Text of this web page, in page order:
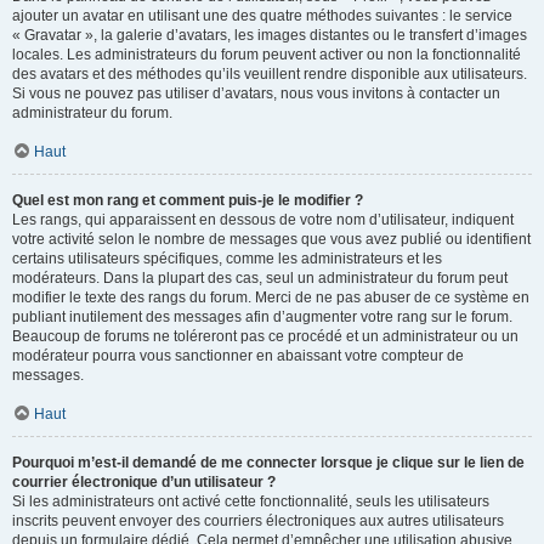
ajouter un avatar en utilisant une des quatre méthodes suivantes : le service
« Gravatar », la galerie d’avatars, les images distantes ou le transfert d’images
locales. Les administrateurs du forum peuvent activer ou non la fonctionnalité
des avatars et des méthodes qu’ils veuillent rendre disponible aux utilisateurs.
Si vous ne pouvez pas utiliser d’avatars, nous vous invitons à contacter un
administrateur du forum.
Haut
Quel est mon rang et comment puis-je le modifier ?
Les rangs, qui apparaissent en dessous de votre nom d’utilisateur, indiquent
votre activité selon le nombre de messages que vous avez publié ou identifient
certains utilisateurs spécifiques, comme les administrateurs et les
modérateurs. Dans la plupart des cas, seul un administrateur du forum peut
modifier le texte des rangs du forum. Merci de ne pas abuser de ce système en
publiant inutilement des messages afin d’augmenter votre rang sur le forum.
Beaucoup de forums ne toléreront pas ce procédé et un administrateur ou un
modérateur pourra vous sanctionner en abaissant votre compteur de
messages.
Haut
Pourquoi m’est-il demandé de me connecter lorsque je clique sur le lien de
courrier électronique d’un utilisateur ?
Si les administrateurs ont activé cette fonctionnalité, seuls les utilisateurs
inscrits peuvent envoyer des courriers électroniques aux autres utilisateurs
depuis un formulaire dédié. Cela permet d’empêcher une utilisation abusive